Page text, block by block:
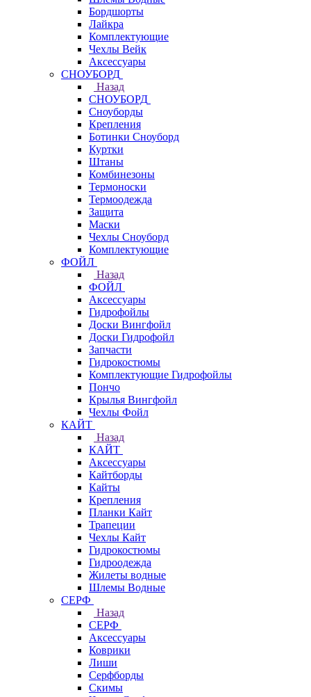
Бордшорты
Лайкра
Комплектующие
Чехлы Вейк
Аксессуары
СНОУБОРД
Назад
СНОУБОРД
Сноуборды
Крепления
Ботинки Сноуборд
Куртки
Штаны
Комбинезоны
Термоноски
Термоодежда
Защита
Маски
Чехлы Сноуборд
Комплектующие
ФОЙЛ
Назад
ФОЙЛ
Аксессуары
Гидрофойлы
Доски Вингфойл
Доски Гидрофойл
Запчасти
Гидрокостюмы
Комплектующие Гидрофойлы
Пончо
Крылья Вингфойл
Чехлы Фойл
КАЙТ
Назад
КАЙТ
Аксессуары
Кайтборды
Кайты
Крепления
Планки Кайт
Трапеции
Чехлы Кайт
Гидрокостюмы
Гидроодежда
Жилеты водные
Шлемы Водные
СЕРФ
Назад
СЕРФ
Аксессуары
Коврики
Лиши
Серфборды
Скимы